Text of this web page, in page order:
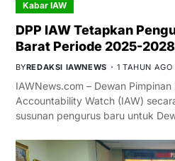
Kabar IAW
DPP IAW Tetapkan
Barat Periode 2025-2028
BYREDAKSI IAWNEWS 1 TAHUN AGO
IAWNews.com – Dewan
Accountability Watch (IAW)
susunan pengurus baru untuk